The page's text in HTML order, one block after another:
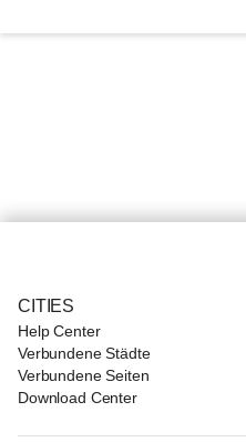
CITIES
Help Center
Verbundene Städte
Verbundene Seiten
Download Center